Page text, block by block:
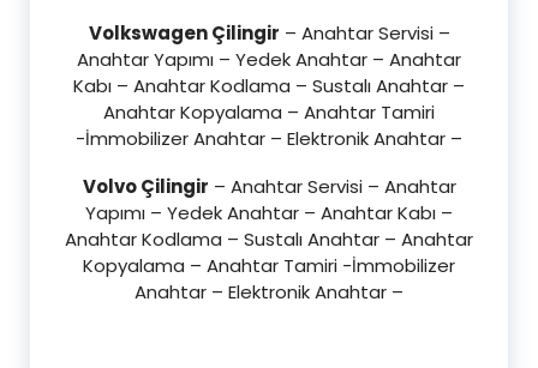
Volkswagen Çilingir – Anahtar Servisi –
Anahtar Yapımı – Yedek Anahtar – Anahtar
Kabı – Anahtar Kodlama – Sustalı Anahtar –
Anahtar Kopyalama – Anahtar Tamiri
-İmmobilizer Anahtar – Elektronik Anahtar –
Volvo Çilingir – Anahtar Servisi – Anahtar
Yapımı – Yedek Anahtar – Anahtar Kabı –
Anahtar Kodlama – Sustalı Anahtar – Anahtar
Kopyalama – Anahtar Tamiri -İmmobilizer
Anahtar – Elektronik Anahtar –